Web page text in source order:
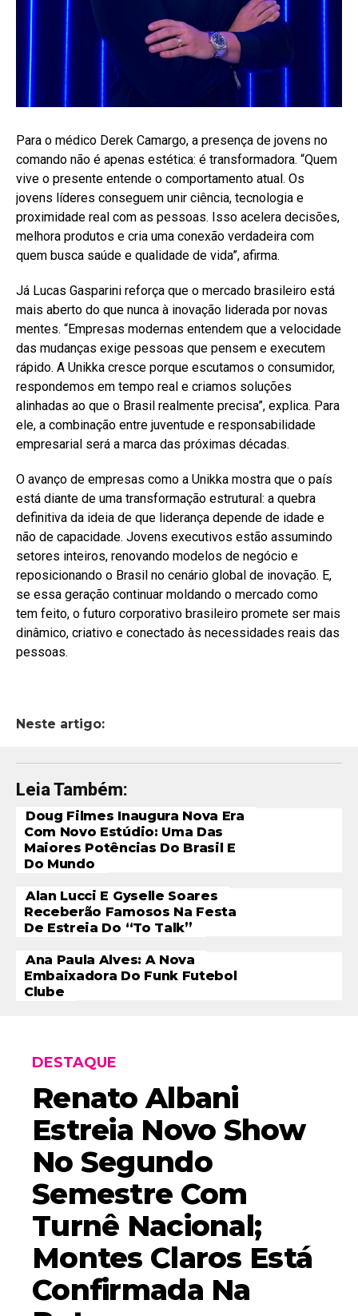
Para o médico Derek Camargo, a presença de jovens no
comando não é apenas estética: é transformadora. “Quem
vive o presente entende o comportamento atual. Os
jovens líderes conseguem unir ciência, tecnologia e
proximidade real com as pessoas. Isso acelera decisões,
melhora produtos e cria uma conexão verdadeira com
quem busca saúde e qualidade de vida”, afirma.
Já Lucas Gasparini reforça que o mercado brasileiro está
mais aberto do que nunca à inovação liderada por novas
mentes. “Empresas modernas entendem que a velocidade
das mudanças exige pessoas que pensem e executem
rápido. A Unikka cresce porque escutamos o consumidor,
respondemos em tempo real e criamos soluções
alinhadas ao que o Brasil realmente precisa”, explica. Para
ele, a combinação entre juventude e responsabilidade
empresarial será a marca das próximas décadas.
O avanço de empresas como a Unikka mostra que o país
está diante de uma transformação estrutural: a quebra
definitiva da ideia de que liderança depende de idade e
não de capacidade. Jovens executivos estão assumindo
setores inteiros, renovando modelos de negócio e
reposicionando o Brasil no cenário global de inovação. E,
se essa geração continuar moldando o mercado como
tem feito, o futuro corporativo brasileiro promete ser mais
dinâmico, criativo e conectado às necessidades reais das
pessoas.
Neste artigo:
Leia Também:
Doug Filmes Inaugura Nova Era
Com Novo Estúdio: Uma Das
Maiores Potências Do Brasil E
Do Mundo
Alan Lucci E Gyselle Soares
Receberão Famosos Na Festa
De Estreia Do “To Talk”
Ana Paula Alves: A Nova
Embaixadora Do Funk Futebol
Clube
DESTAQUE
Renato Albani
Estreia Novo Show
No Segundo
Semestre Com
Turnê Nacional;
Montes Claros Está
Confirmada Na